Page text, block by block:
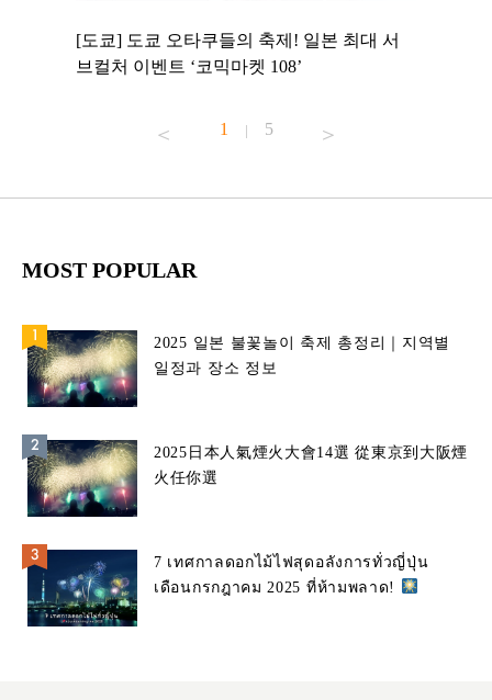
[도쿄] 도쿄 오타쿠들의 축제! 일본 최대 서
브컬처 이벤트 ‘코믹마켓 108’
1 | 5
MOST POPULAR
2025 일본 불꽃놀이 축제 총정리｜지역별
일정과 장소 정보
2025日本人氣煙火大會14選 從東京到大阪煙
火任你選
7 เทศกาลดอกไม้ไฟสุดอลังการทั่วญี่ปุ่น
เดือนกรกฎาคม 2025 ที่ห้ามพลาด!